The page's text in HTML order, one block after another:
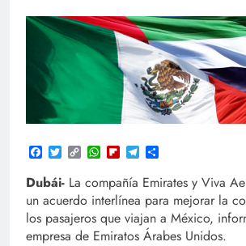
Facebook
TwitterCopy
Link
WhatsApp
FlipboardTelegram
Dubái- La compañía Emirates y Viva
un acuerdo interlínea para mejorar la
los pasajeros que viajan a México,
empresa de Emiratos Árabes Unidos.